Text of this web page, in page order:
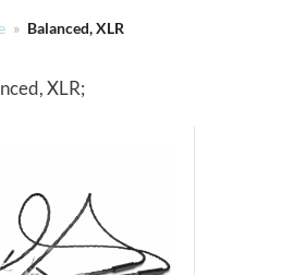
» Balanced, XLR
XLR;